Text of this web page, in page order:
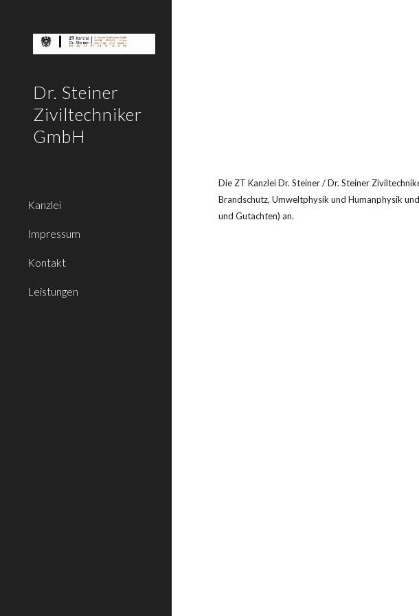
Dr. Steiner
Ziviltechniker
GmbH
Kanzlei
Impressum
Kontakt
Leistungen
Die ZT Kanzlei Dr. Steiner / Dr. Steiner
Brandschutz, Umweltphysik und Humanphysik
und Gutachten) an.